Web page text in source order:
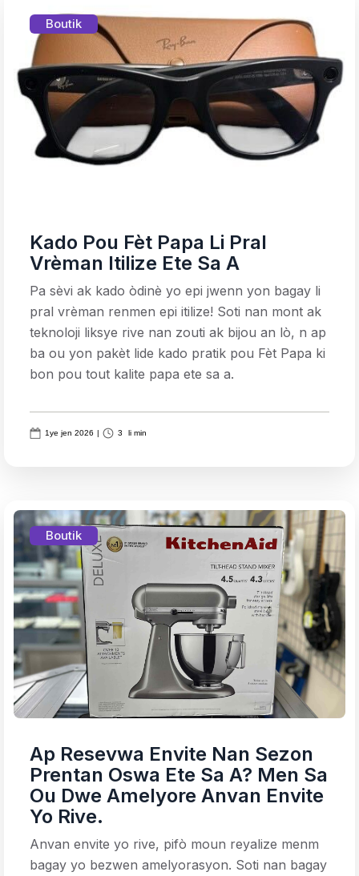
Boutik
Kado Pou Fèt Papa Li Pral
Vrèman Itilize Ete Sa A
Pa sèvi ak kado òdinè yo epi jwenn yon bagay li
pral vrèman renmen epi itilize! Soti nan mont ak
teknoloji liksye rive nan zouti ak bijou an lò, n ap
ba ou yon pakèt lide kado pratik pou Fèt Papa ki
bon pou tout kalite papa ete sa a.
1ye jen 2026 | 3 li min
Boutik
Ap Resevwa Envite Nan Sezon
Prentan Oswa Ete Sa A? Men Sa
Ou Dwe Amelyore Anvan Envite
Yo Rive.
Anvan envite yo rive, pifò moun reyalize menm
bagay yo bezwen amelyorasyon. Soti nan bagay